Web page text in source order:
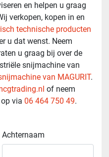
en helpen u graag
verkopen, kopen in en
technische producten
u dat wenst. Neem
u graag bij over de
snijmachine van
van MAGURIT.
of neem
via 06 464 750 49.
Achternaam